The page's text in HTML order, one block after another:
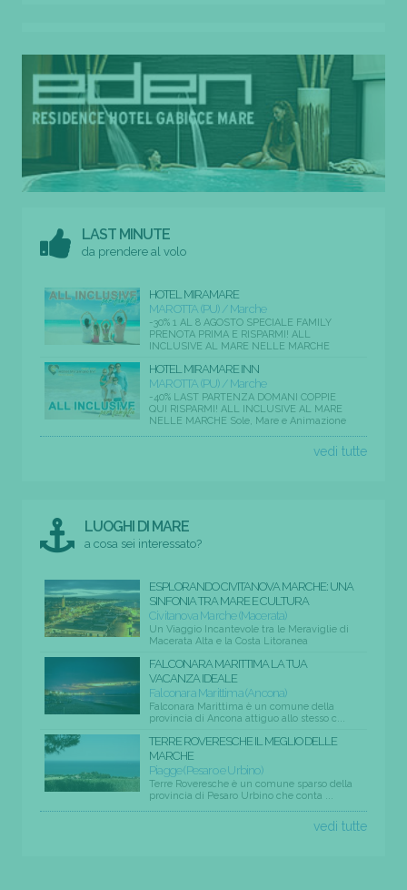
LAST MINUTE
da prendere al volo
HOTEL MIRAMARE
MAROTTA (PU) / Marche
-30% 1 AL 8 AGOSTO SPECIALE FAMILY
PRENOTA PRIMA E RISPARMI! ALL
INCLUSIVE AL MARE NELLE MARCHE
HOTEL MIRAMARE INN
MAROTTA (PU) / Marche
-40% LAST PARTENZA DOMANI COPPIE
QUI RISPARMI! ALL INCLUSIVE AL MARE
NELLE MARCHE Sole, Mare e Animazione
vedi tutte
LUOGHI DI MARE
a cosa sei interessato?
ESPLORANDO CIVITANOVA MARCHE: UNA
SINFONIA TRA MARE E CULTURA
Civitanova Marche (Macerata)
Un Viaggio Incantevole tra le Meraviglie di
Macerata Alta e la Costa Litoranea
FALCONARA MARITTIMA LA TUA
VACANZA IDEALE
Falconara Marittima (Ancona)
Falconara Marittima è un comune della
provincia di Ancona attiguo allo stesso c...
TERRE ROVERESCHE IL MEGLIO DELLE
MARCHE
Piagge (Pesaro e Urbino)
Terre Roveresche è un comune sparso della
provincia di Pesaro Urbino che conta ...
vedi tutte